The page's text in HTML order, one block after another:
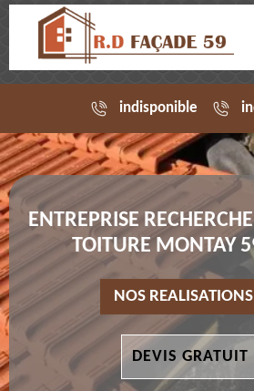
indisponible
ENTREPRISE
TOITURE MONTAY
NOS REALISATIONS
DEVIS GRATUIT